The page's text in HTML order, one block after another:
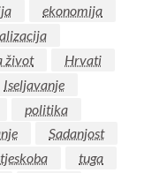
ekonomija
život
Hrvati
Iseljavanje
politika
Sadanjost
tjeskoba
tuga